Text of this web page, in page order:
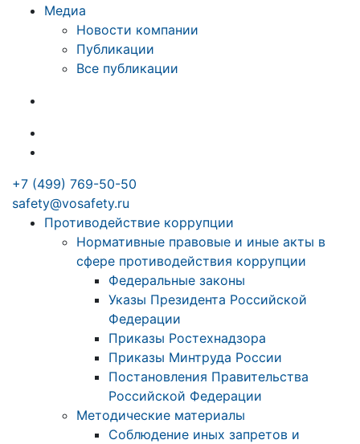
Медиа
Новости компании
Публикации
Все публикации
+7 (499) 769-50-50
safety@vosafety.ru
Противодействие коррупции
Нормативные правовые и иные акты в
сфере противодействия коррупции
Федеральные законы
Указы Президента Российской
Федерации
Приказы Ростехнадзора
Приказы Минтруда России
Постановления Правительства
Российской Федерации
Методические материалы
Соблюдение иных запретов и